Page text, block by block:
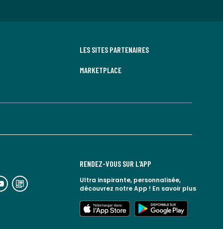
LES SITES PARTENAIRES
MARKETPLACE
lien
vers
RENDEZ-VOUS SUR L'APP
Ultra inspirante, personnalisée,
découvrez notre App ! En savoir plus
lien
vers
lien
vers